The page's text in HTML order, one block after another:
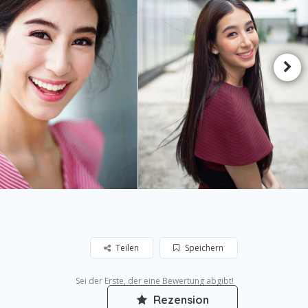
Speichern
Teilen
Sei der Erste, der eine Bewertung abgibt!
Rezension